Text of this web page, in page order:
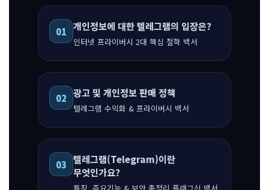
01 개인정보에 대한 텔레그램의 입장은?
인터넷 프라이버시 2대 핵심 철학 백서
02 광고 및 개인정보 판매 정책
텔레그램 수익화 & 프라이버시 백서
03 텔레그램(Telegram)이란
무엇인가요?